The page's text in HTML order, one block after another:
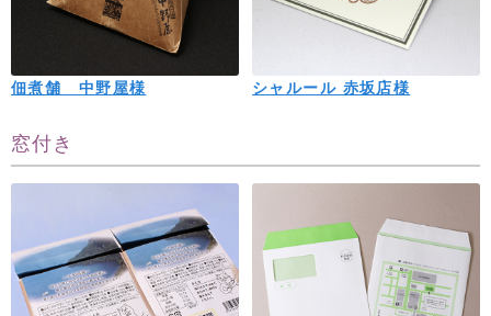
佃煮舗 中野屋様 シャルール 赤坂店様
窓付き